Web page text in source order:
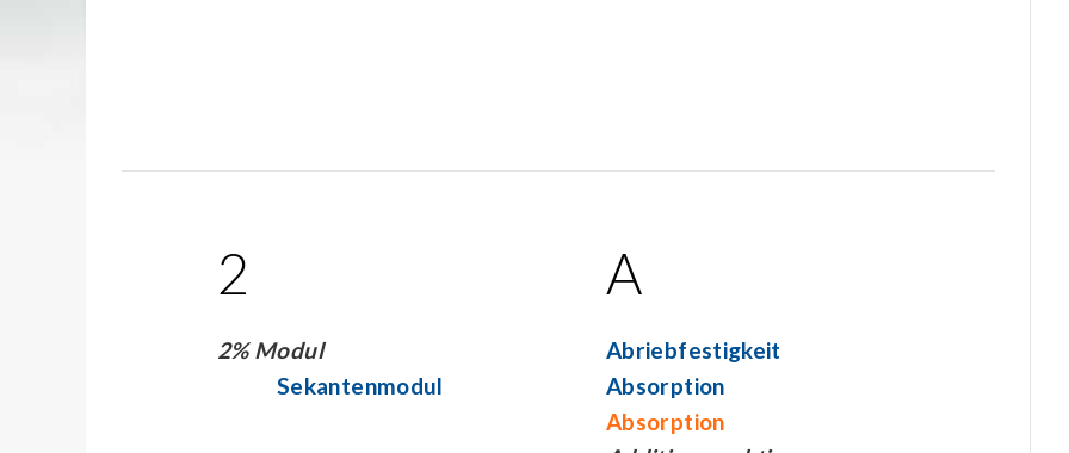
2
2% Modul
Sekantenmodul
A
Abriebfestigkeit
Absorption
Absorption